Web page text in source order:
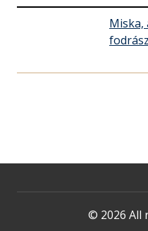
Miska,
© 2026 All